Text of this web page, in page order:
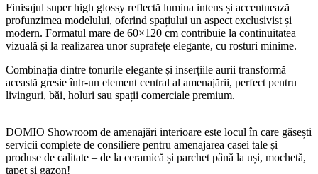
Finisajul super high glossy reflectă lumina intens și accentuează
profunzimea modelului, oferind spațiului un aspect exclusivist și
modern. Formatul mare de 60×120 cm contribuie la continuitatea
vizuală și la realizarea unor suprafețe elegante, cu rosturi minime.
Combinația dintre tonurile elegante și inserțiile aurii transformă
această gresie într-un element central al amenajării, perfect pentru
livinguri, băi, holuri sau spații comerciale premium.
DOMIO Showroom de amenajări interioare este locul în care găsești
servicii complete de consiliere pentru amenajarea casei tale și
produse de calitate – de la ceramică și parchet până la uși, mochetă,
tapet și gazon!